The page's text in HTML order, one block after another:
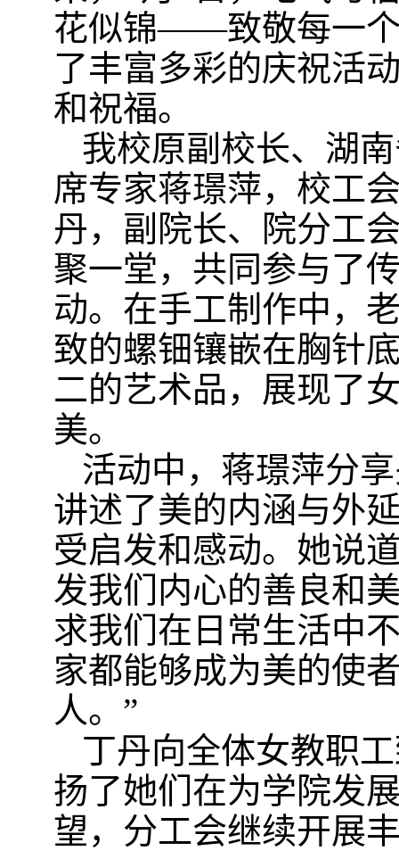
花似锦——致敬每一个
了丰富多彩的庆祝活
和祝福。
我校原副校长、湖
席专家蒋璟萍， 校工
丹，副院长、院分工
聚一堂，共同参与了
动。 在手工制作中，
致的螺钿镶嵌在胸针
二的艺术品，展现了
美。
活动中， 蒋璟萍分
讲述了美的内涵与外
受启发和感动。她说
发我们内心的善良和
求我们在日常生活中
家都能够成为美的使
人。”
丁丹向全体女教职
扬了她们在为学院发
望，分工会继续开展